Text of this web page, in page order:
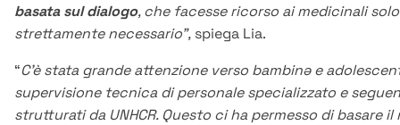
basata sul dialogo, che facesse ricorso ai medicinali
strettamente necessario”, spiega Lia.
“C’è stata grande attenzione verso bambinə e
supervisione tecnica di personale specializzato e
strutturati da UNHCR. Questo ci ha permesso di basare